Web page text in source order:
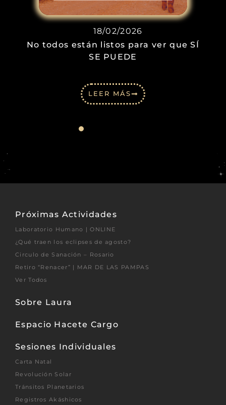
18/02/2026
No todos están listos para ver que SÍ
SE PUEDE
LEER MÁS
Próximas Actividades
Laboratorio Humano | ONLINE
¿Qué traen los eclipses de agosto?
Circulo de Sanación – Rosario
Retiro “Renacer” | MAR DE LAS PAMPAS
Ver Todos
Sobre Laura
Espacio Hacete Cargo
Sesiones Individuales
Carta Natal
Revolución Solar
Tránsitos Planetarios
Registros Akáshicos